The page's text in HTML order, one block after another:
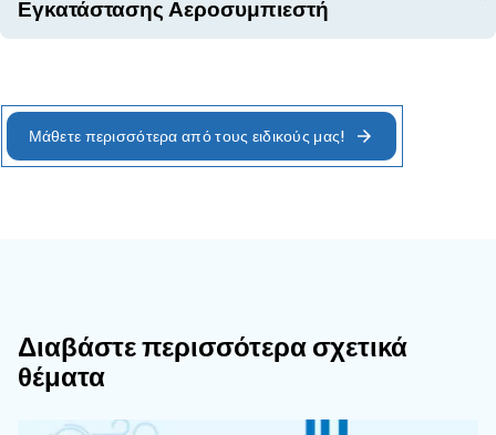
Ποιότητααέρα: Όταν ο καθαρός αέρας είναι
μακριά από ατμούς, χημικούς ατμούς,
εξάτμιση κινητήρα και σκόνη ή οποιαδήποτε
Γενικά, σε συστήματα με μεγάλο δίκτυο